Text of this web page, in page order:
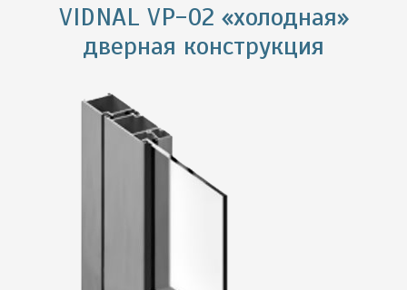
VIDNAL VP-02 «холодная»
дверная конструкция